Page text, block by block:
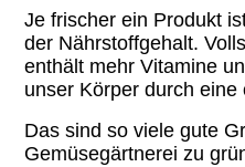
Je frischer ein Produkt
der Nährstoffgehalt.
enthält mehr Vitamine
unser Körper durch
Das sind so viele gute
Gemüsegärtnerei zu